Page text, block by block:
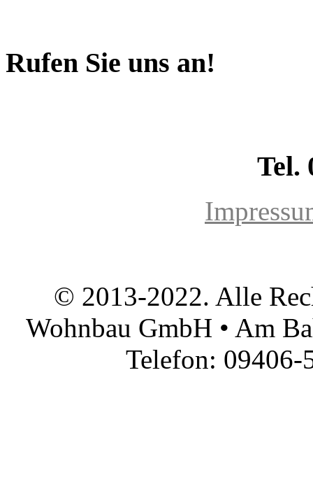
Rufen Sie uns an!
Tel.
© 2013-2022. Alle
Wohnbau GmbH • Am
Telefon: 09406-